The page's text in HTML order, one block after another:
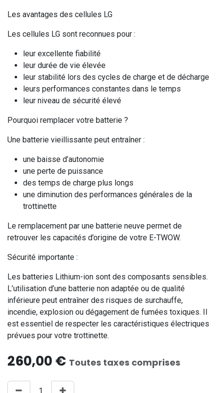
Les avantages des cellules LG
Les cellules LG sont reconnues pour :
leur excellente fiabilité
leur durée de vie élevée
leur stabilité lors des cycles de charge et de décharge
leurs performances constantes dans le temps
leur niveau de sécurité élevé
Pourquoi remplacer votre batterie ?
Une batterie vieillissante peut entraîner :
une baisse d’autonomie
une perte de puissance
des temps de charge plus longs
une diminution des performances générales de la
trottinette
Le remplacement par une batterie neuve permet de
retrouver les capacités d’origine de votre E-TWOW.
Sécurité importante :
Les batteries Lithium-ion sont des composants sensibles.
L’utilisation d’une batterie non adaptée ou de qualité
inférieure peut entraîner des risques de surchauffe,
incendie, explosion ou dégagement de fumées toxiques. Il
est essentiel de respecter les caractéristiques électriques
prévues pour votre trottinette.
260,00 € Toutes taxes comprises